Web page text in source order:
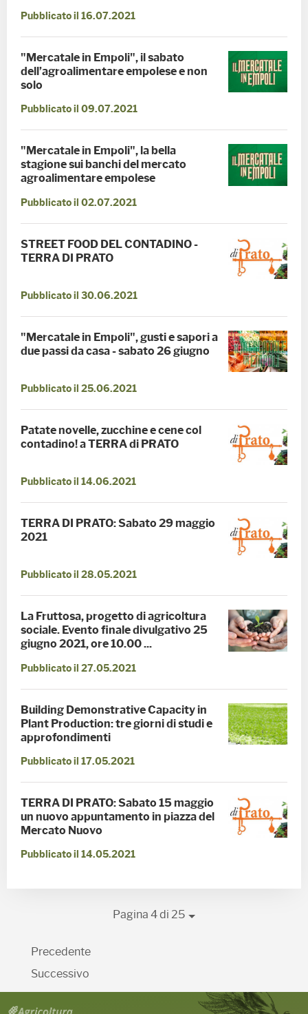
Pubblicato il 16.07.2021
"Mercatale in Empoli", il sabato
dell’agroalimentare empolese e non
solo
Pubblicato il 09.07.2021
"Mercatale in Empoli", la bella
stagione sui banchi del mercato
agroalimentare empolese
Pubblicato il 02.07.2021
STREET FOOD DEL CONTADINO -
TERRA DI PRATO
Pubblicato il 30.06.2021
"Mercatale in Empoli", gusti e sapori a
due passi da casa - sabato 26 giugno
Pubblicato il 25.06.2021
Patate novelle, zucchine e cene col
contadino! a TERRA di PRATO
Pubblicato il 14.06.2021
TERRA DI PRATO: Sabato 29 maggio
2021
Pubblicato il 28.05.2021
La Fruttosa, progetto di agricoltura
sociale. Evento finale divulgativo 25
giugno 2021, ore 10.00 ...
Pubblicato il 27.05.2021
Building Demonstrative Capacity in
Plant Production: tre giorni di studi e
approfondimenti
Pubblicato il 17.05.2021
TERRA DI PRATO: Sabato 15 maggio
un nuovo appuntamento in piazza del
Mercato Nuovo
Pubblicato il 14.05.2021
Pagina 4 di 25
Precedente
Successivo